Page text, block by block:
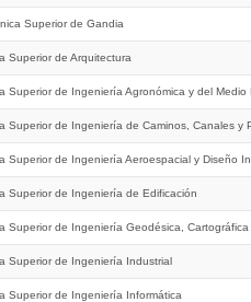
Superior de Gandia
Superior de Arquitectura
Superior de Ingeniería Agronómica y del Medio
Superior de Ingeniería de Caminos, Canales y
Superior de Ingeniería Aeroespacial y Diseño
Superior de Ingeniería de Edificación
Superior de Ingeniería Geodésica, Cartográfica
Superior de Ingeniería Industrial
Superior de Ingeniería Informática